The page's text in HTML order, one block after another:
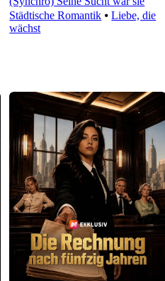
Städtische Romantik ⦁Liebe, die
wächst